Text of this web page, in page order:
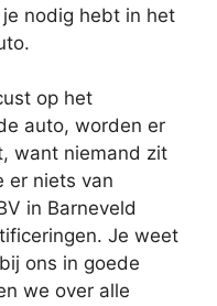
nodig hebt in het
op het
auto, worden er
want niemand zit
er niets van
in Barneveld
Je weet
ons in goede
we over alle